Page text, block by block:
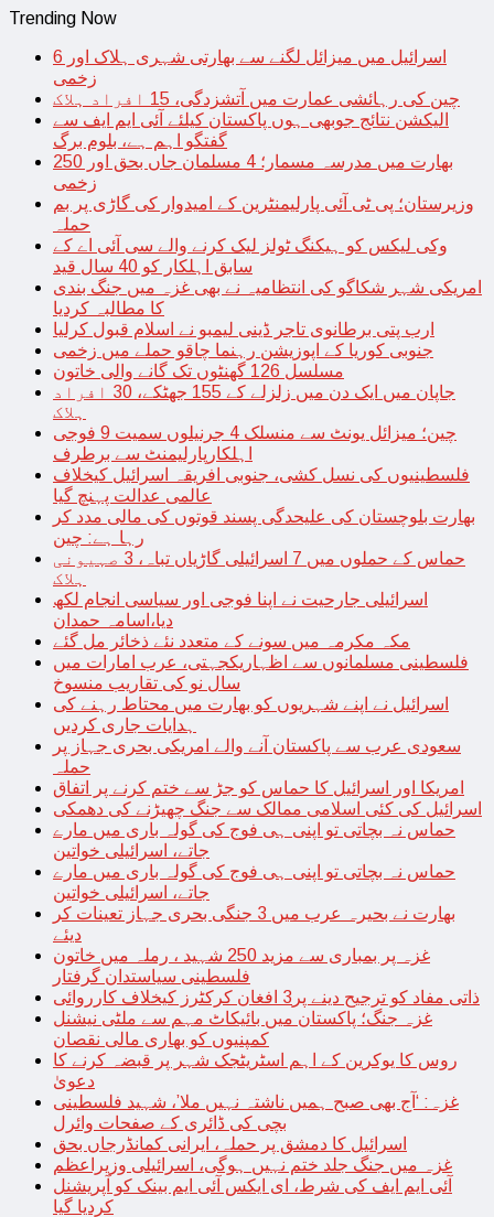
Trending Now
اسرائیل میں میزائل لگنے سے بھارتی شہری ہلاک اور 6
زخمی
چین کی رہائشی عمارت میں آتشزدگی، 15 افراد ہلاک
الیکشن نتائج جوبھی ہوں پاکستان کیلئے آئی ایم ایف سے
گفتگو اہم ہے، بلوم برگ
بھارت میں مدرسہ مسمار؛ 4 مسلمان جاں بحق اور 250
زخمی
وزیرستان؛ پی ٹی آئی پارلیمنٹرین کے امیدوار کی گاڑی پر بم
حملہ
وکی لیکس کو ہیکنگ ٹولز لیک کرنے والے سی آئی اے کے
سابق اہلکار کو 40 سال قید
امریکی شہر شکاگو کی انتظامیہ نے بھی غزہ میں جنگ بندی
کا مطالبہ کردیا
ارب پتی برطانوی تاجر ڈینی لیمبو نے اسلام قبول کرلیا
جنوبی کوریا کے اپوزیشن رہنما چاقو حملے میں زخمی
مسلسل 126 گھنٹوں تک گانے والی خاتون
جاپان میں ایک دن میں زلزلے کے 155 جھٹکے، 30 افراد
ہلاک
چین؛ میزائل یونٹ سے منسلک 4 جرنیلوں سمیت 9 فوجی
اہلکارپارلیمنٹ سے برطرف
فلسطینیوں کی نسل کشی، جنوبی افریقہ اسرائیل کیخلاف
عالمی عدالت پہنچ گیا
بھارت بلوچستان کی علیحدگی پسند قوتوں کی مالی مدد کر
رہا ہے: چین
حماس کے حملوں میں 7 اسرائیلی گاڑیاں تباہ، 3 صہیونی
ہلاک
اسرائیلی جارحیت نے اپنا فوجی اور سیاسی انجام لکھ
دیا،اسامہ حمدان
مکہ مکرمہ میں سونے کے متعدد نئے ذخائر مل گئے
فلسطینی مسلمانوں سے اظہاریکجہتی، عرب امارات میں
سال نو کی تقاریب منسوخ
اسرائیل نے اپنے شہریوں کو بھارت میں محتاط رہنے کی
ہدایات جاری کردیں
سعودی عرب سے پاکستان آنے والے امریکی بحری جہاز پر
حملہ
امریکا اور اسرائیل کا حماس کو جڑ سے ختم کرنے پر اتفاق
اسرائیل کی کئی اسلامی ممالک سے جنگ چھیڑنے کی دھمکی
حماس نہ بچاتی تو اپنی ہی فوج کی گولہ باری میں مارے
جاتے، اسرائیلی خواتین
حماس نہ بچاتی تو اپنی ہی فوج کی گولہ باری میں مارے
جاتے، اسرائیلی خواتین
بھارت نے بحیرہ عرب میں 3 جنگی بحری جہاز تعینات کر
دیئے
غزہ پر بمباری سے مزید 250 شہید ، رملہ میں خاتون
فلسطینی سیاستدان گرفتار
ذاتی مفاد کو ترجیح دینے پر3 افغان کرکٹرز کیخلاف کارروائی
غزہ جنگ؛ پاکستان میں بائیکاٹ مہم سے ملٹی نیشنل
کمپنیوں کو بھاری مالی نقصان
روس کا یوکرین کے اہم اسٹریٹجک شہر پر قبضہ کرنے کا
دعویٰ
غزہ: ‘آج بھی صبح ہمیں ناشتہ نہیں ملا’، شہید فلسطینی
بچی کی ڈائری کے صفحات وائرل
اسرائیل کا دمشق پر حملہ، ایرانی کمانڈرجاں بحق
غزہ میں جنگ جلد ختم نہیں ہوگی، اسرائیلی وزیراعظم
آئی ایم ایف کی شرط، ای ایکس آئی ایم بینک کو آپریشنل
کردیا گیا